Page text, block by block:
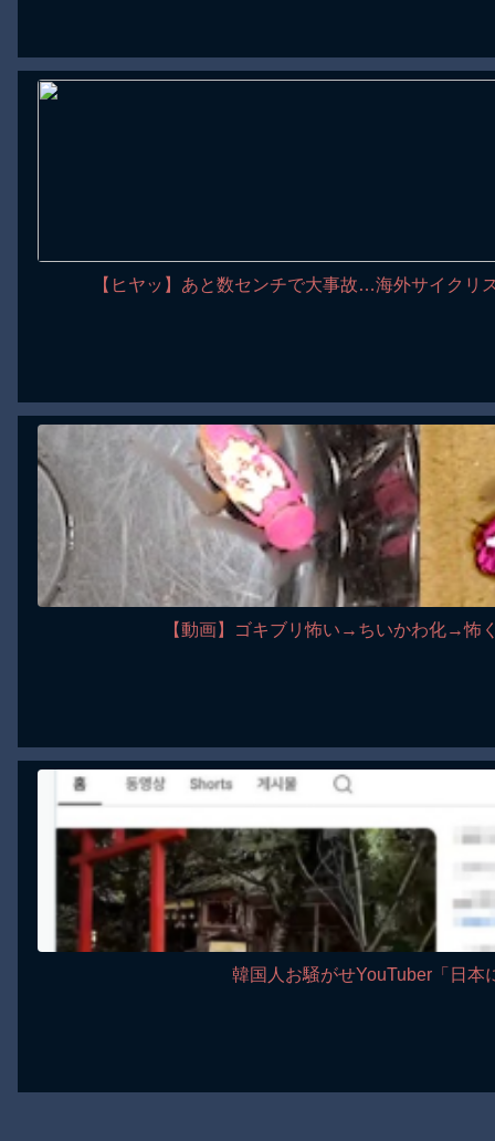
【ヒヤッ】あと数センチで大事故…海外サイクリ
【動画】ゴキブリ怖い→ちいかわ化→怖
韓国人お騒がせYouTuber「日本